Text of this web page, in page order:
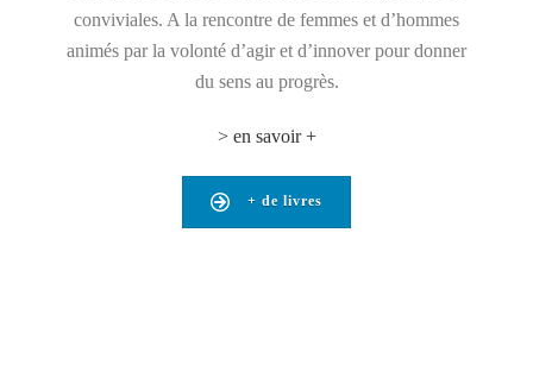
conviviales. A la rencontre de femmes et d’hommes
animés par la volonté d’agir et d’innover pour donner
du sens au progrès.
> en savoir +
+ de livres